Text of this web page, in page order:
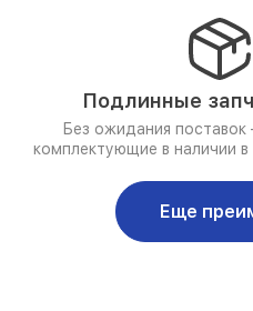
Подлинные
Без ожидания
комплектующие в наличии
Еще